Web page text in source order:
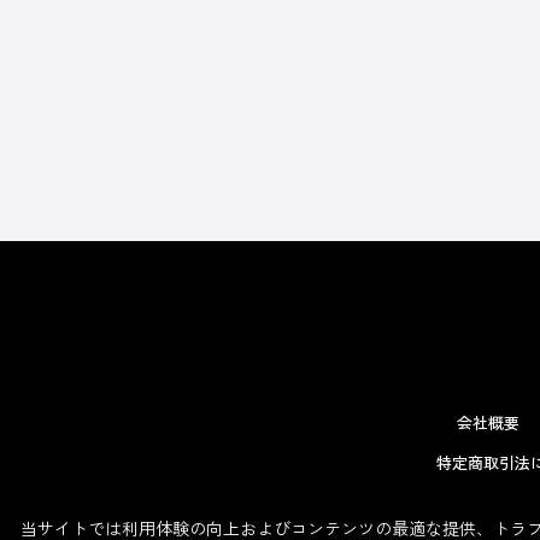
会社概要
特定商取引法
当サイトでは利用体験の向上およびコンテンツの最適な提供、ト